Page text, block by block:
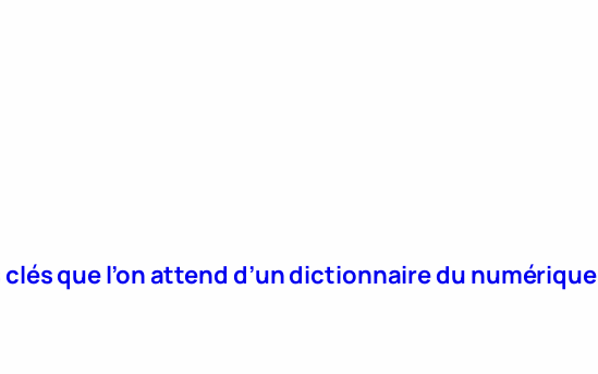
que l’on attend d’un dictionnaire du numérique